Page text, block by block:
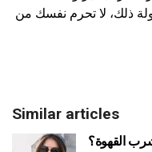
ذلك، لا تحرم نفسك من
Similar articles
القهوة؟